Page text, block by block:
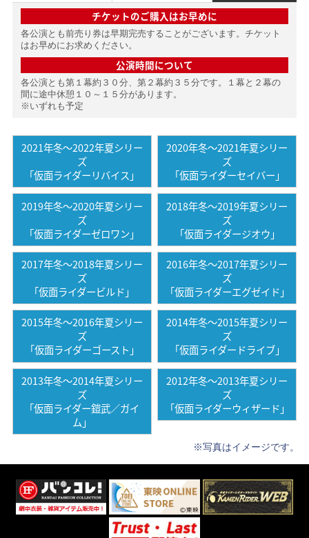
チケットのご購入はお早めに
各公演とも前売り券は早期完売することがございます。チケット
はお早めにお求めください。
公演時間について
各公演とも第１幕約３０分、第２幕約３５分です。１幕と２幕の
間に途中休憩１０～１５分があります。
※いずれも予定
2021年冬〜2022年夏シリー
ズ
「仮面ライダーリバイス」
2020年冬〜2021年夏シリー
ズ
「仮面ライダーセイバー」
2019年冬〜2020年夏シリー
ズ
「仮面ライダーゼロワン」
2018年冬〜2019年夏シリー
ズ
「仮面ライダージオウ」
2017年冬〜2018年夏シリー
ズ
「仮面ライダービルド」
2016年冬〜2017年夏シリー
ズ
「仮面ライダーエグゼイド」
2015年冬〜2016年夏シリー
ズ
「仮面ライダーゴースト」
2014年冬〜2015年夏シリー
ズ
「仮面ライダードライブ」
2013年冬〜2014年夏シリー
ズ
「仮面ライダー鎧武／ガイ
ム」
2012年冬〜2013年夏シリー
ズ
「仮面ライダーウィザード」
※写真はイメージです。